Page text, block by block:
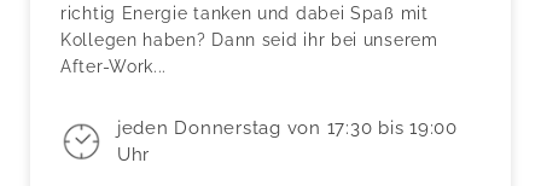
richtig Energie tanken und dabei Spaß mit
Kollegen haben? Dann seid ihr bei unserem
After-Work...
jeden Donnerstag von 17:30 bis 19:00
Uhr